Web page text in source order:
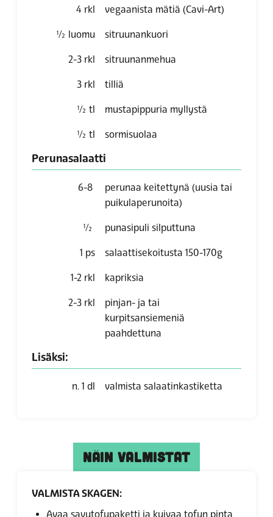
4 rkl vegaanista mätiä (Cavi-Art)
½ luomu sitruunankuori
2-3 rkl sitruunanmehua
3 rkl tilliä
½ tl mustapippuria myllystä
½ tl sormisuolaa
Perunasalaatti
6-8
perunaa keitettynä (uusia tai
puikulaperunoita)
½ punasipuli silputtuna
1 ps salaattisekoitusta 150-170g
1-2 rkl kapriksia
2-3 rkl
pinjan- ja tai
kurpitsansiemeniä
paahdettuna
Lisäksi:
n. 1 dl valmista salaatinkastiketta
NÄIN VALMISTAT
VALMISTA SKAGEN:
Avaa savutofupaketti ja kuivaa tofun pinta